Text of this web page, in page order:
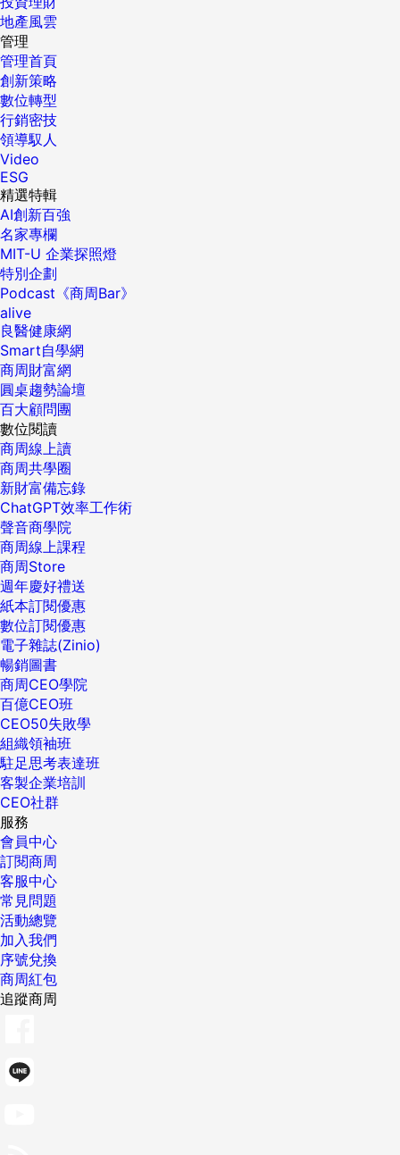
地產風雲
管理
管理首頁
創新策略
數位轉型
行銷密技
領導馭人
Video
ESG
精選特輯
AI創新百強
名家專欄
MIT-U 企業探照燈
特別企劃
Podcast《商周Bar》
alive
良醫健康網
Smart自學網
商周財富網
圓桌趨勢論壇
百大顧問團
數位閱讀
商周線上讀
商周共學圈
新財富備忘錄
ChatGPT效率工作術
聲音商學院
商周線上課程
商周Store
週年慶好禮送
紙本訂閱優惠
數位訂閱優惠
電子雜誌(Zinio)
暢銷圖書
商周CEO學院
百億CEO班
CEO50失敗學
組織領袖班
駐足思考表達班
客製企業培訓
CEO社群
服務
會員中心
訂閱商周
客服中心
常見問題
活動總覽
加入我們
序號兌換
商周紅包
追蹤商周